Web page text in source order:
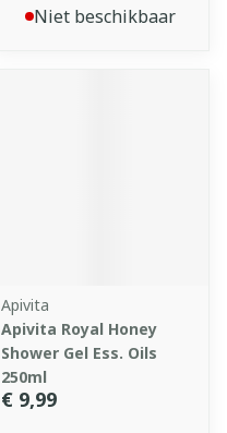
Niet beschikbaar
Apivita
Apivita Royal Honey
Shower Gel Ess. Oils
250ml
€ 9,99